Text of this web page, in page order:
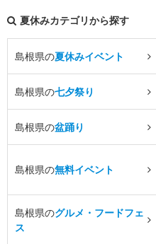
夏休みカテゴリから探す
島根県の夏休みイベント
島根県の七夕祭り
島根県の盆踊り
島根県の無料イベント
島根県のグルメ・フードフェ
ス